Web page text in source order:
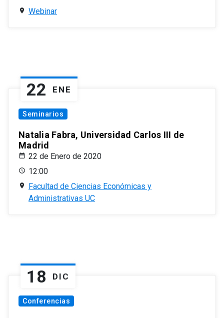
Webinar
22 ENE
Seminarios
Natalia Fabra, Universidad Carlos III de
Madrid
22 de Enero de 2020
12:00
Facultad de Ciencias Económicas y
Administrativas UC
18 DIC
Conferencias